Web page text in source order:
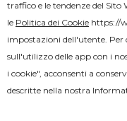
Volantino del
bambini
traffico e le tendenze del
le Politica dei Cookie https://
impostazioni dell'utente. Per
sull'utilizzo delle app con i
i cookie", acconsenti a
descritte nella nostra